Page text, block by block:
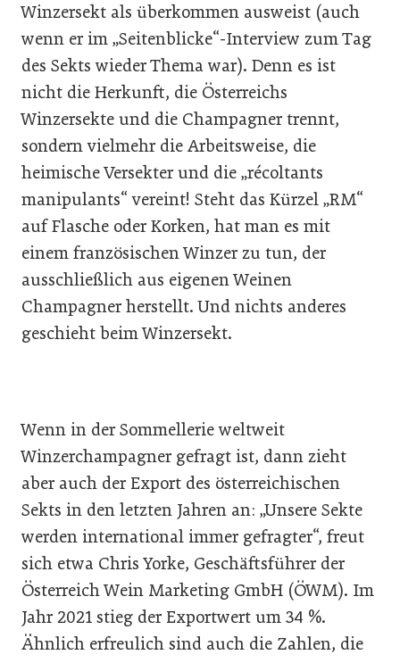
Winzersekt als überkommen ausweist (auch
wenn er im „Seitenblicke“-Interview zum Tag
des Sekts wieder Thema war). Denn es ist
nicht die Herkunft, die Österreichs
Winzersekte und die Champagner trennt,
sondern vielmehr die Arbeitsweise, die
heimische Versekter und die „récoltants
manipulants“ vereint! Steht das Kürzel „RM“
auf Flasche oder Korken, hat man es mit
einem französischen Winzer zu tun, der
ausschließlich aus eigenen Weinen
Champagner herstellt. Und nichts anderes
geschieht beim Winzersekt.
Wenn in der Sommellerie weltweit
Winzerchampagner gefragt ist, dann zieht
aber auch der Export des österreichischen
Sekts in den letzten Jahren an: „Unsere Sekte
werden international immer gefragter“, freut
sich etwa Chris Yorke, Geschäftsführer der
Österreich Wein Marketing GmbH (ÖWM). Im
Jahr 2021 stieg der Exportwert um 34 %.
Ähnlich erfreulich sind auch die Zahlen, die